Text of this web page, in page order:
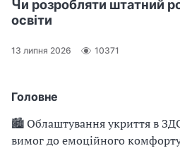
Головне
🏙 Облаштування укриття в
вимог до емоційного
Чи розробляти штатний
освіти
13 липня 2026 10371